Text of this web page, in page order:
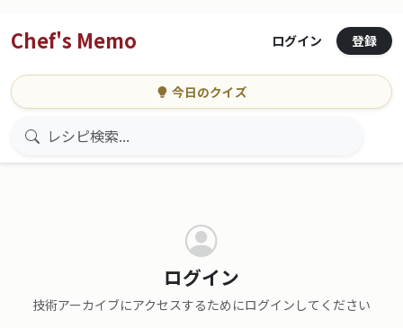
Chef's Memo ログイン 登録
今日のクイズ
ログイン
技術アーカイブにアクセスするためにログインしてください